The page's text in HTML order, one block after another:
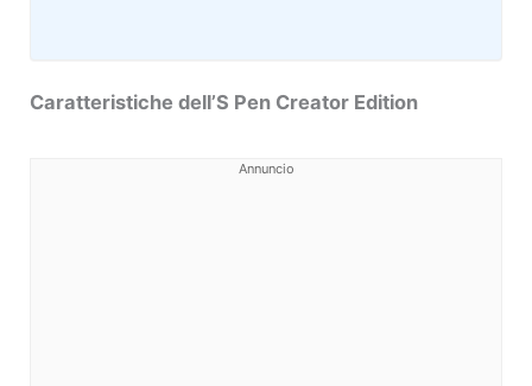
Caratteristiche dell’S Pen Creator Edition
Annuncio